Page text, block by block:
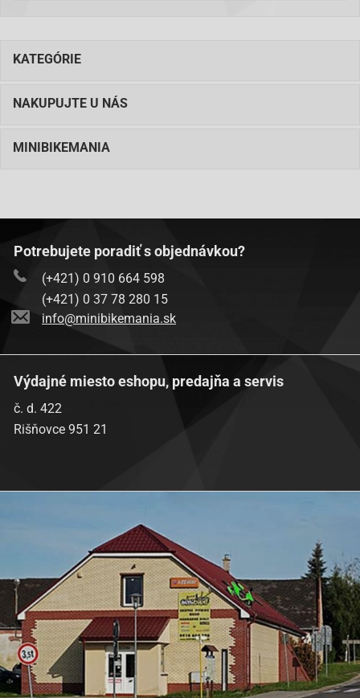
KATEGÓRIE
NAKUPUJTE U NÁS
MINIBIKEMANIA
Potrebujete poradiť s objednávkou?
(+421) 0 910 664 598
(+421) 0 37 78 280 15
info@minibikemania.sk
Výdajné miesto eshopu, predajňa a servis
č. d. 422
Rišňovce 951 21